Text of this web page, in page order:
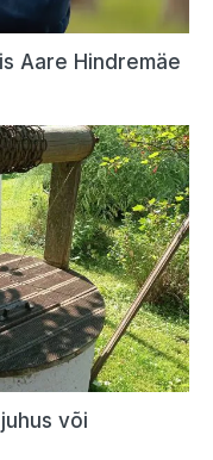
Aare Hindremäe
või